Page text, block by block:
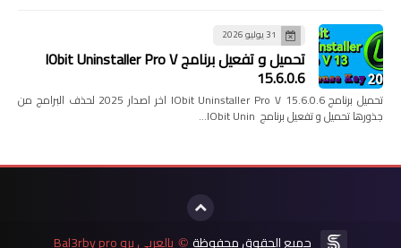
31 يوليو 2026
تحميل و تفعيل برنامج IObit Uninstaller Pro V
15.6.0.6
تحميل برنامج IObit Uninstaller Pro V 15.6.0.6 اخر اصدار 2025 لحذف البرامج من
جذورها تحميل و تفعيل برنامج IObit Unin…
جميع الحقوق محفوظة © بالعربي برو Bal3rby pro